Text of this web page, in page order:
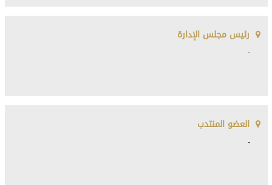
رئيس مجلس الإدارة
-
العضو المنتدب
-